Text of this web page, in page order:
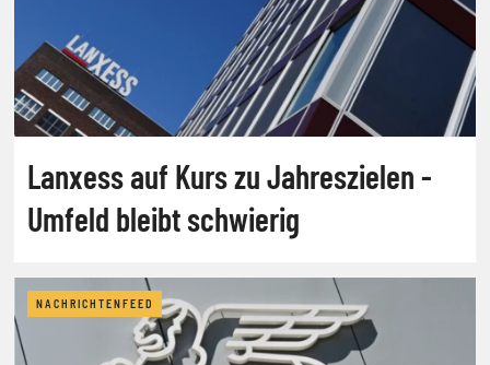
Lanxess auf Kurs zu Jahreszielen -
Umfeld bleibt schwierig
NACHRICHTENFEED